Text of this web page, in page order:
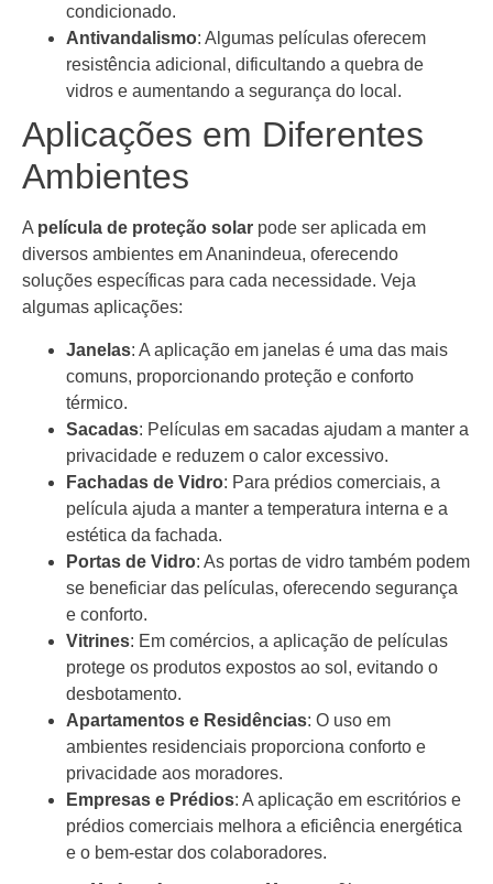
condicionado.
Antivandalismo: Algumas películas oferecem
resistência adicional, dificultando a quebra de
vidros e aumentando a segurança do local.
Aplicações em Diferentes
Ambientes
A película de proteção solar pode ser aplicada em
diversos ambientes em Ananindeua, oferecendo
soluções específicas para cada necessidade. Veja
algumas aplicações:
Janelas: A aplicação em janelas é uma das mais
comuns, proporcionando proteção e conforto
térmico.
Sacadas: Películas em sacadas ajudam a manter a
privacidade e reduzem o calor excessivo.
Fachadas de Vidro: Para prédios comerciais, a
película ajuda a manter a temperatura interna e a
estética da fachada.
Portas de Vidro: As portas de vidro também podem
se beneficiar das películas, oferecendo segurança
e conforto.
Vitrines: Em comércios, a aplicação de películas
protege os produtos expostos ao sol, evitando o
desbotamento.
Apartamentos e Residências: O uso em
ambientes residenciais proporciona conforto e
privacidade aos moradores.
Empresas e Prédios: A aplicação em escritórios e
prédios comerciais melhora a eficiência energética
e o bem-estar dos colaboradores.